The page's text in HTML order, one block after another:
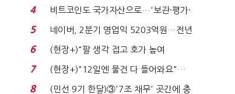
지에 상한가...
4
비트코인도 국가자산으로…'보관·평가·
처분' 기준은 ...
5
네이버, 2분기 영업익 5203억원…전년
비 0.2% 감소...
6
(현장+)"팔 생각 접고 호가 높여
요"…'덜 똘똘한 한 채' 20...
7
(현장+)"12일엔 물건 다 들어와요"…
빈 매대 채우며 문 연 ...
8
(민선 9기 한달)③'7조 채무' 곳간에 충